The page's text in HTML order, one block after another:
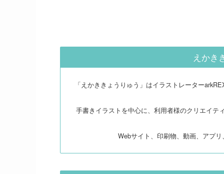
えかき
「えかききょうりゅう」はイラストレーター
手書きイラストを中心に、利用者様のクリエイテ
Webサイト、印刷物、動画、アプ